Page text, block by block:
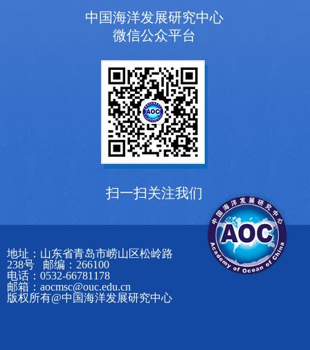
中国海洋发展研究中心
微信公众平台
扫一扫关注我们
地址：山东省青岛市崂山区松岭路
238号 邮编：266100
电话：0532-66781178
邮箱：aocmsc@ouc.edu.cn
版权所有@中国海洋发展研究中心